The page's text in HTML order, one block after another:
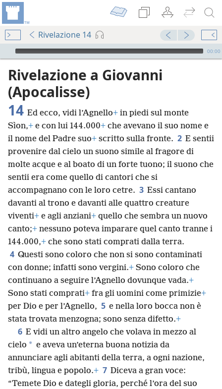
Rivelazione 14
Audio Player
00:00
Rivelazione a Giovanni
(Apocalisse)
14 Ed ecco, vidi l’Agnello+ in piedi sul monte
Sìon,+ e con lui 144.000+ che avevano il suo nome e
il nome del Padre suo+ scritto sulla fronte. 2 E sentii
provenire dal cielo un suono simile al fragore di
molte acque e al boato di un forte tuono; il suono che
sentii era come quello di cantori che si
accompagnano con le loro cetre. 3 Essi cantano
davanti al trono e davanti alle quattro creature
viventi+ e agli anziani+ quello che sembra un nuovo
canto;+ nessuno poteva imparare quel canto tranne i
144.000,+ che sono stati comprati dalla terra.
4 Questi sono coloro che non si sono contaminati
con donne; infatti sono vergini.+ Sono coloro che
continuano a seguire l’Agnello dovunque vada.+
Sono stati comprati+ fra gli uomini come primizie+
per Dio e per l’Agnello, 5 e nella loro bocca non è
stata trovata menzogna; sono senza difetto.+
6 E vidi un altro angelo che volava in mezzo al
cielo * e aveva un’eterna buona notizia da
annunciare agli abitanti della terra, a ogni nazione,
tribù, lingua e popolo.+ 7 Diceva a gran voce:
“Temete Dio e dategli gloria, perché l’ora del suo